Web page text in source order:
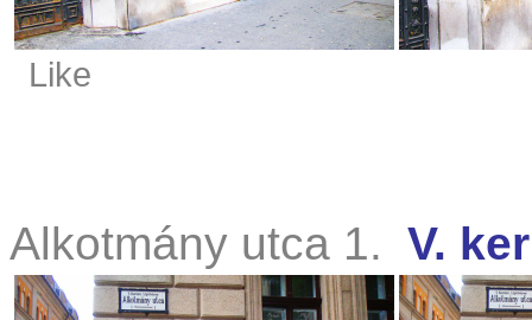
Like
Alkotmány utca 1. V. ker